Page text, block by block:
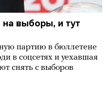
выборы, и тут
партию в бюллетене
в соцсетях и уехавшая
снять с выборов